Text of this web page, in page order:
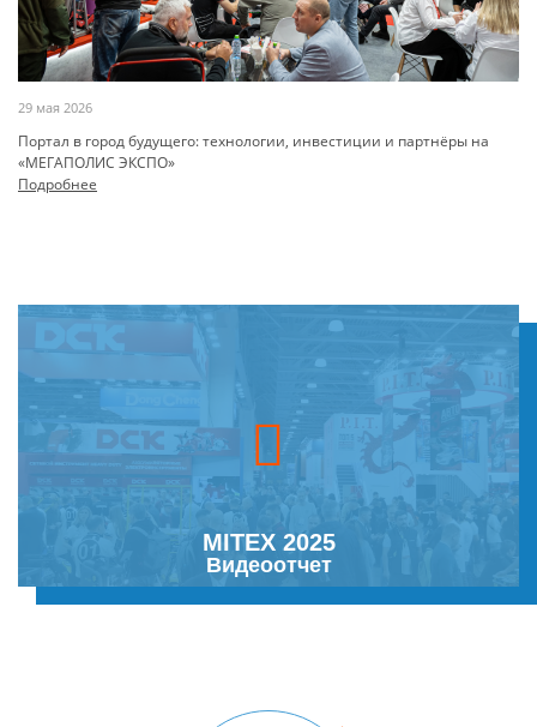
29 мая 2026
Портал в город будущего: технологии, инвестиции и партнёры на
«МЕГАПОЛИС ЭКСПО»
Подробнее
MITEX 2025
Видеоотчет